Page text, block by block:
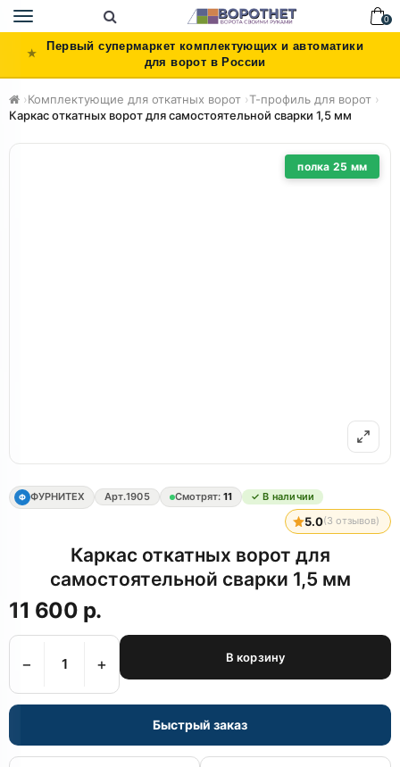
Toggle
navigation
0
Первый супермаркет комплектующих и автоматики
для ворот в России
›Комплектующие для откатных ворот ›Т-профиль для ворот ›
Каркас откатных ворот для самостоятельной сварки 1,5 мм
полка 25 мм
Ф ФУРНИТЕХ Арт.1905 Смотрят: 11 ✓ В наличии
5.0(3 отзывов)
Каркас откатных ворот для
самостоятельной сварки 1,5 мм
11 600 р.
− + В корзину
Быстрый заказ